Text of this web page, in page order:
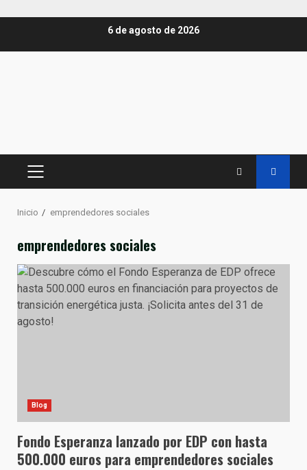
6 de agosto de 2026
MENÚ
Inicio emprendedores sociales
emprendedores sociales
Blog
Fondo Esperanza lanzado por EDP con hasta
500.000 euros para emprendedores sociales